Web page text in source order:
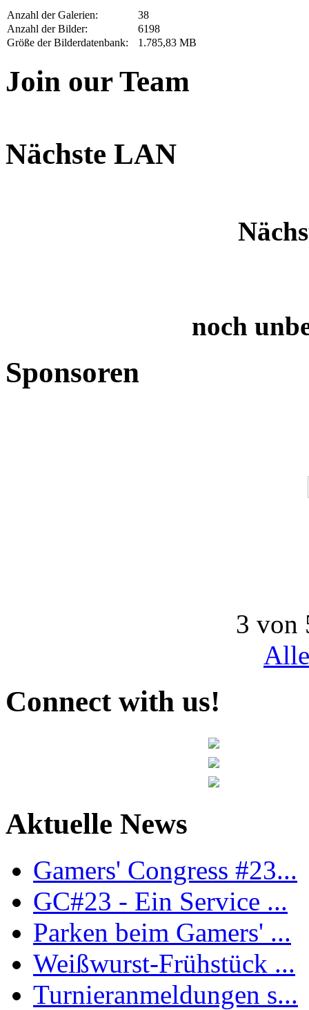
Anzahl der Galerien:
38
Anzahl der Bilder:
6198
Größe der Bilderdatenbank:
1.785,83 MB
Join our Team
Nächste LAN
noch
Sponsoren
3 von
Connect with us!
Aktuelle News
Gamers' Congress #23...
GC#23 - Ein Service ...
Parken beim Gamers' ...
Weißwurst-Frühstück ...
Turnieranmeldungen s...